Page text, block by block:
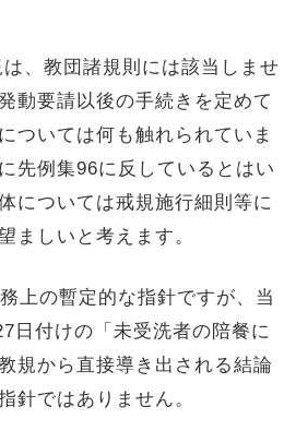
、教団諸規則には該当しませ
動要請以後の手続きを定めて
ついては何も触れられていま
先例集96に反しているとはい
については戒規施行細則等に
ましいと考えます。
上の暫定的な指針ですが、当
日付けの「未受洗者の陪餐に
規から直接導き出される結論
針ではありません。